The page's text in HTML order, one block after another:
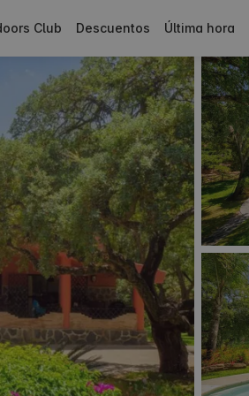
Club Descuentos Última hora